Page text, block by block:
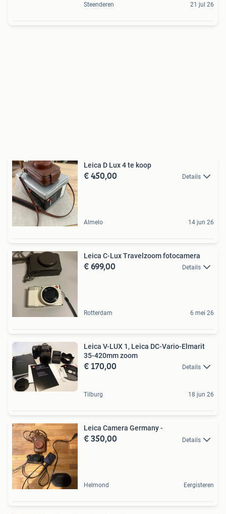
Steenderen 21 jul 26
Leica D Lux 4 te koop
€ 450,00 Details
Almelo 14 jun 26
Leica C-Lux Travelzoom fotocamera
€ 699,00 Details
Rotterdam 6 mei 26
Leica V-LUX 1, Leica DC-Vario-Elmarit
35-420mm zoom
€ 170,00 Details
Tilburg 18 jun 26
Leica Camera Germany -
€ 350,00 Details
Helmond Eergisteren